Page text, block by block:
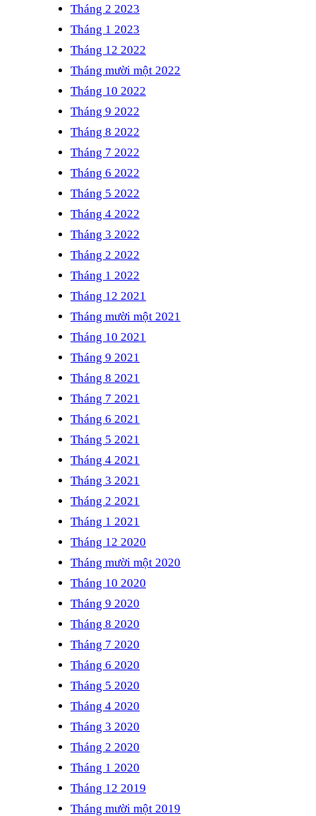
Tháng 2 2023
Tháng 1 2023
Tháng 12 2022
Tháng mười một 2022
Tháng 10 2022
Tháng 9 2022
Tháng 8 2022
Tháng 7 2022
Tháng 6 2022
Tháng 5 2022
Tháng 4 2022
Tháng 3 2022
Tháng 2 2022
Tháng 1 2022
Tháng 12 2021
Tháng mười một 2021
Tháng 10 2021
Tháng 9 2021
Tháng 8 2021
Tháng 7 2021
Tháng 6 2021
Tháng 5 2021
Tháng 4 2021
Tháng 3 2021
Tháng 2 2021
Tháng 1 2021
Tháng 12 2020
Tháng mười một 2020
Tháng 10 2020
Tháng 9 2020
Tháng 8 2020
Tháng 7 2020
Tháng 6 2020
Tháng 5 2020
Tháng 4 2020
Tháng 3 2020
Tháng 2 2020
Tháng 1 2020
Tháng 12 2019
Tháng mười một 2019